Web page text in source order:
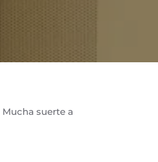
suerte a